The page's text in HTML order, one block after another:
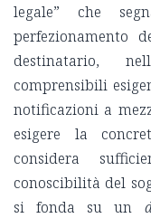
legale” che
perfezionamento
destinatario,
comprensibili
notificazioni a
esigere la
considera
conoscibilità del
si fonda su un